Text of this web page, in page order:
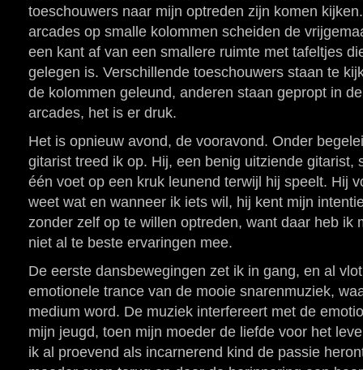
toeschouwers naar mijn optreden zijn komen
arcades op smalle kolommen scheiden de
een kant af van een smallere ruimte met tafeltjes
gelegen is. Verschillende toeschouwers staan te
de kolommen geleund, anderen staan gepropt in
arcades, het is er druk.
Het is opnieuw avond, de vooravond. Onder
gitarist treed ik op. Hij, een benig uitziende gitarist,
één voet op een kruk leunend terwijl hij speelt. Hij
weet wat en wanneer ik iets wil, hij kent mijn
zonder zelf op te willen optreden, want daar heb ik
niet al te beste ervaringen mee.
De eerste dansbewegingen zet ik in gang, en al
emotionele trance van de mooie snarenmuziek,
medium word. De muziek interfereert met de
mijn jeugd, toen mijn moeder de liefde voor het
ik al proevend als incarnerend kind de passie